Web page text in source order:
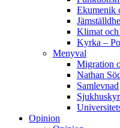
Ekumenik
Klimat
Kyrka –
Menyval
Migration
Nathan
Samlevnad
Opinion